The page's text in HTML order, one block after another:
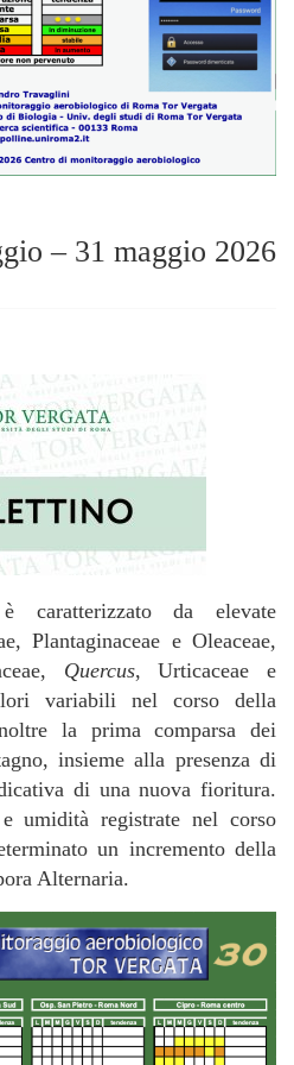
– 31 maggio 2026
caratterizzato da elevate
Plantaginaceae e Oleaceae,
Quercus, Urticaceae e
variabili nel corso della
la prima comparsa dei
insieme alla presenza di
di una nuova fioritura.
umidità registrate nel corso
un incremento della
Alternaria.